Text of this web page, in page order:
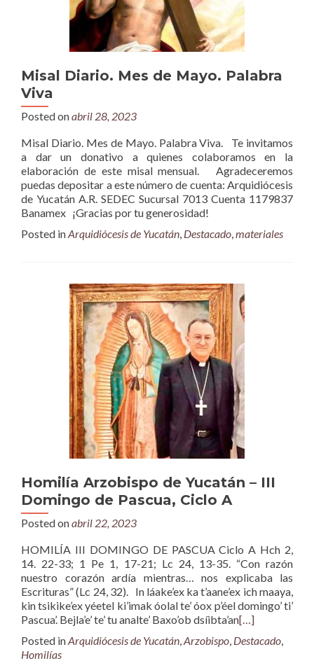
Misal Diario. Mes de Mayo. Palabra
Viva
Posted onabril 28, 2023
Misal Diario. Mes de Mayo. Palabra Viva. Te invitamos
a dar un donativo a quienes colaboramos en la
elaboración de este misal mensual. Agradeceremos
puedas depositar a este número de cuenta: Arquidiócesis
de Yucatán A.R. SEDEC Sucursal 7013 Cuenta 1179837
Banamex ¡Gracias por tu generosidad!
Posted inArquidiócesis de Yucatán, Destacado,materiales
Homilía Arzobispo de Yucatán – III
Domingo de Pascua, Ciclo A
Posted onabril 22, 2023
HOMILÍA III DOMINGO DE PASCUA Ciclo A Hch 2,
14. 22-33; 1 Pe 1, 17-21; Lc 24, 13-35. “Con razón
nuestro corazón ardía mientras… nos explicaba las
Escrituras” (Lc 24, 32). In láake’ex ka t’aane’ex ich maaya,
kin tsikike’ex yéetel ki’imak óolal te’ óox p’éel domingo’ ti’
Pascua’. Bejla’e’ te’ tu analte’ Baxo’ob dsíibta’an[…]
Posted inArquidiócesis de Yucatán,Arzobispo, Destacado,
Homilías